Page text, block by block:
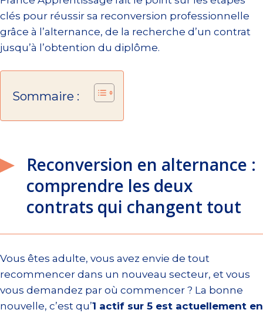
clés pour réussir sa reconversion professionnelle
grâce à l’alternance, de la recherche d’un contrat
jusqu’à l’obtention du diplôme.
Sommaire :
Reconversion en alternance :
comprendre les deux
contrats qui changent tout
Vous êtes adulte, vous avez envie de tout
recommencer dans un nouveau secteur, et vous
vous demandez par où commencer ? La bonne
nouvelle, c’est qu’1 actif sur 5 est actuellement en